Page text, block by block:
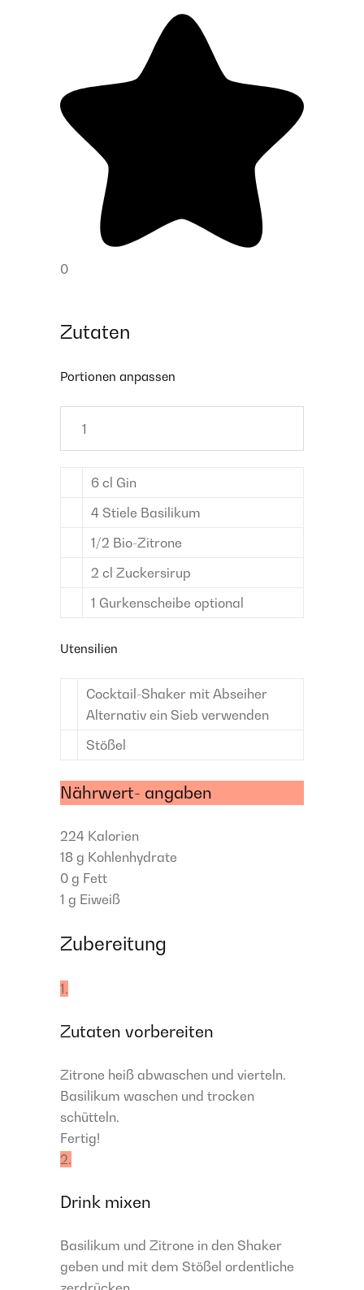
0
Zutaten
Portionen anpassen
6 cl Gin
4 Stiele Basilikum
1/2 Bio-Zitrone
2 cl Zuckersirup
1 Gurkenscheibe optional
Utensilien
Cocktail-Shaker mit Abseiher
Alternativ ein Sieb verwenden
Stößel
Nährwert- angaben
224 Kalorien
18 g Kohlenhydrate
0 g Fett
1 g Eiweiß
Zubereitung
1.
Zutaten vorbereiten
Zitrone heiß abwaschen und vierteln.
Basilikum waschen und trocken
schütteln.
Fertig!
2.
Drink mixen
Basilikum und Zitrone in den Shaker
geben und mit dem Stößel ordentliche